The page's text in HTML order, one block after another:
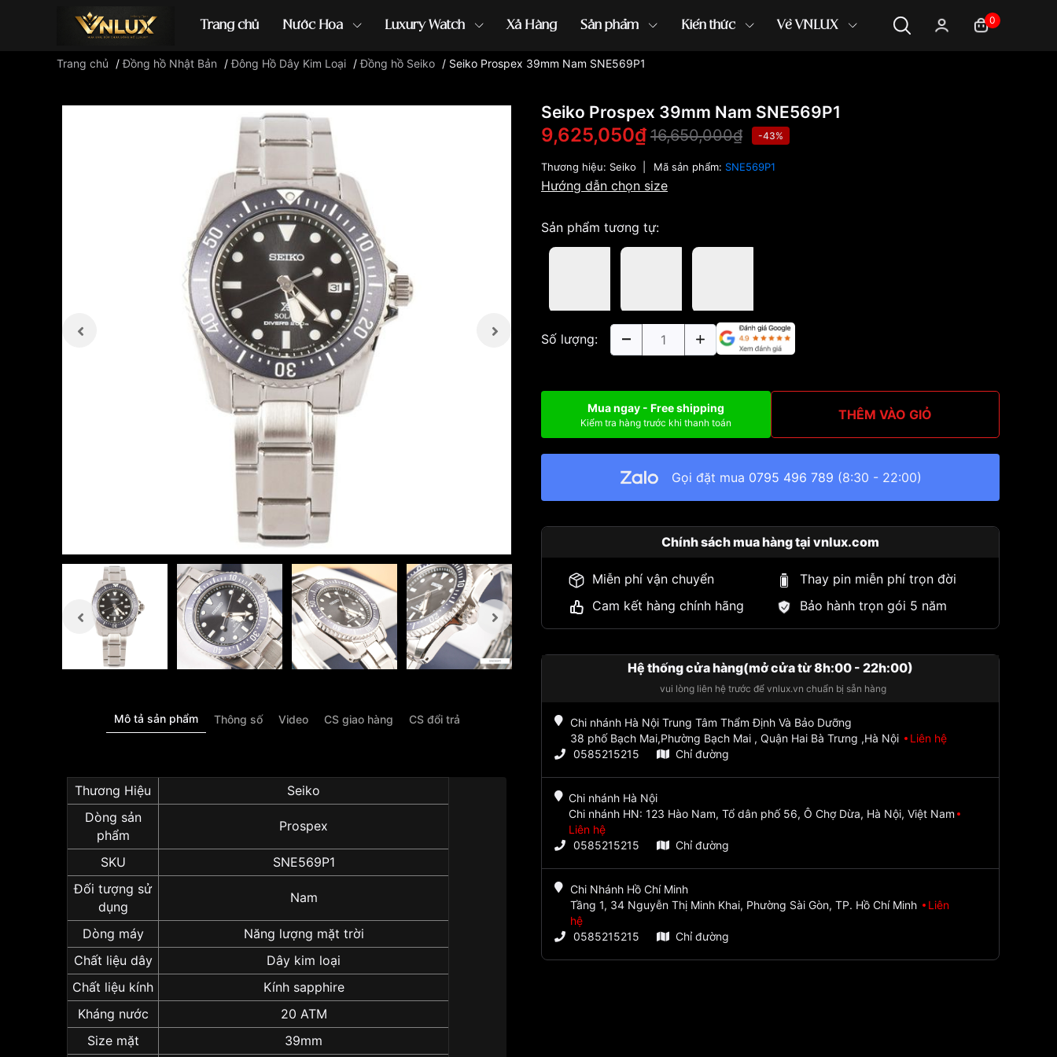
Trang chủ Nước Hoa Luxury Watch Xả Hàng Sản phẩm Kiến thức Về VNLUX 0
Đồng hồ casio đồng hồ G-Shock đồng hồ Orient ...
Trang chủ /Đồng hồ Nhật Bản /Đông Hồ Dây Kim Loại /Đồng hồ Seiko / Seiko Prospex 39mm Nam SNE569P1
Mô tả sản phẩm Thông số Video CS giao hàng CS đổi trả
Thương Hiệu
Seiko
Dòng sản
phẩm
Prospex
SKU
SNE569P1
Đối tượng sử
dụng
Nam
Dòng máy
Năng lượng mặt trời
Chất liệu dây
Dây kim loại
Chất liệu kính
Kính sapphire
Kháng nước
20 ATM
Size mặt
39mm
Seiko Prospex 39mm Nam SNE569P1
9,625,050₫ 16,650,000₫ -43%
Thương hiệu: Seiko Mã sản phẩm: SNE569P1
Hướng dẫn chọn size
Sản phẩm tương tự:
Số lượng:
Mua ngay - Free shipping
Kiểm tra hàng trước khi thanh toán THÊM VÀO GIỎ
Gọi đặt mua 0795 496 789 (8:30 - 22:00)
Chính sách mua hàng tại vnlux.com
Miễn phí vận chuyển
Thay pin miễn phí trọn đời
Cam kết hàng chính hãng
Bảo hành trọn gói 5 năm
Hệ thống cửa hàng(mở cửa từ 8h:00 - 22h:00)
vui lòng liên hệ trước để vnlux.vn chuẩn bị sẵn hàng
Chi nhánh Hà Nội Trung Tâm Thẩm Định Và Bảo Dưỡng
38 phố Bạch Mai,Phường Bạch Mai , Quận Hai Bà Trưng ,Hà Nội
Liên hệ
0585215215
Chỉ đường
Chi nhánh Hà Nội
Chi nhánh HN: 123 Hào Nam, Tổ dân phố 56, Ô Chợ Dừa, Hà Nội, Việt Nam
Liên hệ
0585215215
Chỉ đường
Chi Nhánh Hồ Chí Minh
Tầng 1, 34 Nguyễn Thị Minh Khai, Phường Sài Gòn, TP. Hồ Chí Minh
Liên
hệ
0585215215
Chỉ đường